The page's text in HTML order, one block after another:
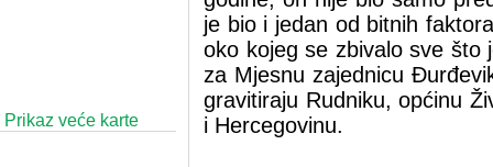
Prikaz veće karte
je bio i jedan od bitnih
oko kojeg se zbivalo sve što
za Mjesnu zajednicu
gravitiraju Rudniku, općinu
i Hercegovinu.